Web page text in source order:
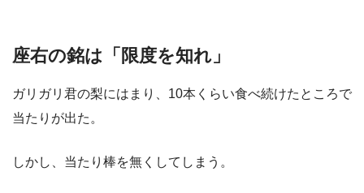
座右の銘は「限度を知れ」
ガリガリ君の梨にはまり、10本くらい食べ続けたところで
当たりが出た。
しかし、当たり棒を無くしてしまう。